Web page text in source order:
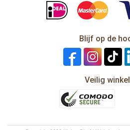
Blijf op de
Veilig